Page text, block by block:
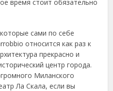
время стоит обязательно
сами по себе
относится как раз к
прекрасно и
центр города.
Миланского
Ла Скала, если вы